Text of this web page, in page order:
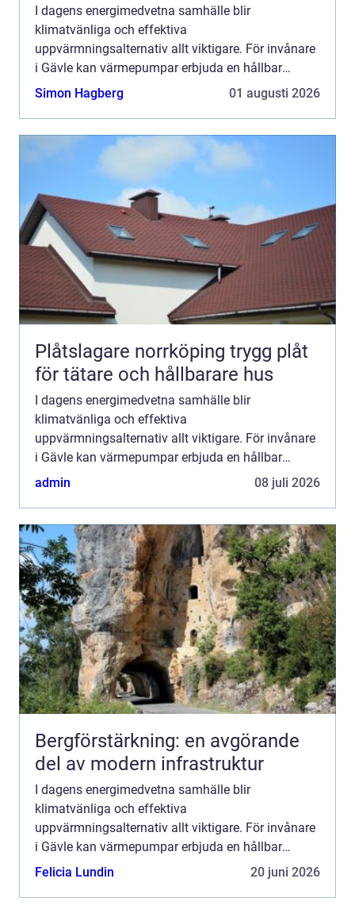
I dagens energimedvetna samhälle blir
klimatvänliga och effektiva
uppvärmningsalternativ allt viktigare. För invånare
i Gävle kan värmepumpar erbjuda en hållbar
lösning för både hemmets och f&...
Simon Hagberg 01 augusti 2026
Plåtslagare norrköping trygg plåt
för tätare och hållbarare hus
I dagens energimedvetna samhälle blir
klimatvänliga och effektiva
uppvärmningsalternativ allt viktigare. För invånare
i Gävle kan värmepumpar erbjuda en hållbar
lösning för både hemmets och f&...
admin 08 juli 2026
Bergförstärkning: en avgörande
del av modern infrastruktur
I dagens energimedvetna samhälle blir
klimatvänliga och effektiva
uppvärmningsalternativ allt viktigare. För invånare
i Gävle kan värmepumpar erbjuda en hållbar
lösning för både hemmets och f&...
Felicia Lundin 20 juni 2026